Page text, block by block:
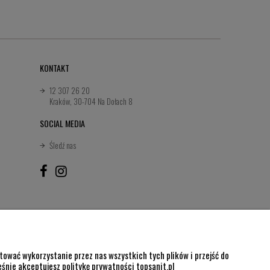
KONTAKT
12 307 26 20
Kraków, 30-704 Na Dołach 8
SOCIAL MEDIA
Śledź nas
wykorzystanie przez nas wszystkich tych plików i przejść do
akceptujesz politykę prywatności topsanit.pl